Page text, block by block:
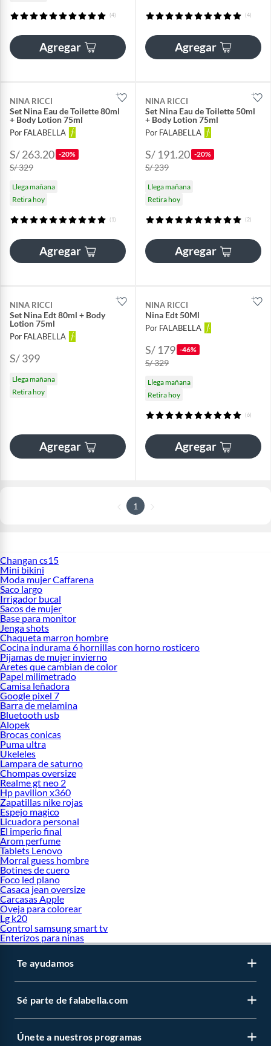
(4)
Agregar
(4)
Agregar
NINA RICCI
Set Nina Eau de Toilette 80ml
+ Body Lotion 75ml
Por FALABELLA
S/ 263.20 -20%
S/ 329
Llega mañana
Retira hoy
(1)
Agregar
NINA RICCI
Set Nina Eau de Toilette 50ml
+ Body Lotion 75ml
Por FALABELLA
S/ 191.20 -20%
S/ 239
Llega mañana
Retira hoy
(2)
Agregar
NINA RICCI
Set Nina Edt 80ml + Body
Lotion 75ml
Por FALABELLA
S/ 399
Llega mañana
Retira hoy
Agregar
NINA RICCI
Nina Edt 50Ml
Por FALABELLA
S/ 179 -46%
S/ 329
Llega mañana
Retira hoy
(6)
Agregar
1
Changan cs15
Mini bikini
Moda mujer Caffarena
Saco largo
Irrigador bucal
Sacos de mujer
Base para monitor
Jenga shots
Chaqueta marron hombre
Cocina indurama 6 hornillas con horno rosticero
Pijamas de mujer invierno
Aretes que cambian de color
Papel milimetrado
Camisa leñadora
Google pixel 7
Barra de melamina
Bluetooth usb
Alopek
Brocas conicas
Puma ultra
Ukeleles
Lampara de saturno
Chompas oversize
Realme gt neo 2
Hp pavilion x360
Zapatillas nike rojas
Espejo magico
Licuadora personal
El imperio final
Arom perfume
Tablets Lenovo
Morral guess hombre
Botines de cuero
Foco led plano
Casaca jean oversize
Carcasas Apple
Oveja para colorear
Lg k20
Control samsung smart tv
Enterizos para ninas
Te ayudamos
Sé parte de falabella.com
Únete a nuestros programas